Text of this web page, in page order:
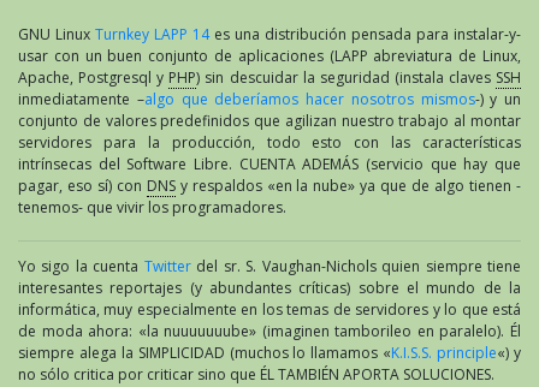
GNU Linux Turnkey LAPP 14es una distribución pensada para instalar-y-
usar con un buen conjunto de aplicaciones (LAPP abreviatura de Linux,
Apache, Postgresql y PHP) sin descuidar la seguridad (instala claves SSH
inmediatamente –algo que deberíamos hacer nosotros mismos-) y un
conjunto de valores predefinidos que agilizan nuestro trabajo al montar
servidores para la producción, todo esto con las características
intrínsecas del Software Libre. CUENTA ADEMÁS (servicio que hay que
pagar, eso sí) con DNSy respaldos «en la nube» ya que de algo tienen -
tenemos- que vivir los programadores.
Yo sigo la cuenta Twitterdel sr. S. Vaughan-Nichols quien siempre tiene
interesantes reportajes (y abundantes críticas) sobre el mundo de la
informática, muy especialmente en los temas de servidores y lo que está
de moda ahora: «la nuuuuuuube» (imaginen tamborileo en paralelo). Él
siempre alega la SIMPLICIDAD (muchos lo llamamos «K.I.S.S. principle«) y
no sólo critica por criticar sino que ÉL TAMBIÉN APORTA SOLUCIONES.